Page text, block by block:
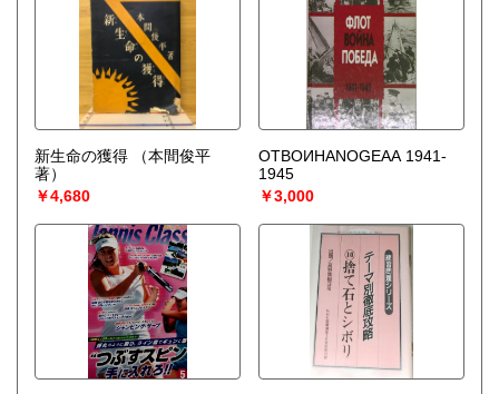
新生命の獲得
（本間俊平
著）
￥4,680
OTBOИHANOGEAA 1941-
1945
￥3,000